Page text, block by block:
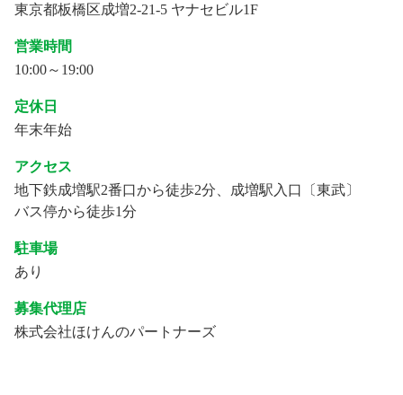
東京都板橋区成増2-21-5 ヤナセビル1F
営業時間
10:00～19:00
定休日
年末年始
アクセス
地下鉄成増駅2番口から徒歩2分、成増駅入口〔東武〕
バス停から徒歩1分
駐車場
あり
募集代理店
株式会社ほけんのパートナーズ